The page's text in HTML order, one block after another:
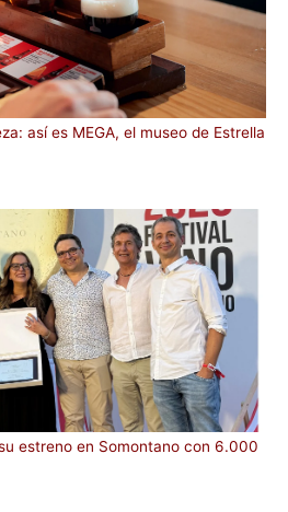
así es MEGA, el museo de Estrella
estreno en Somontano con 6.000